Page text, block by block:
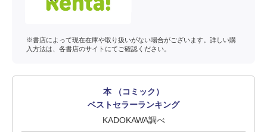
※書店によって現在在庫や取り扱いがない場合がございます。詳しい購
入方法は、各書店のサイトにてご確認ください。
本 （コミック）
ベストセラーランキング
KADOKAWA調べ